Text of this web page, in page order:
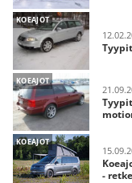
KOEAJOT
KOEAJOT
KOEAJOT
-